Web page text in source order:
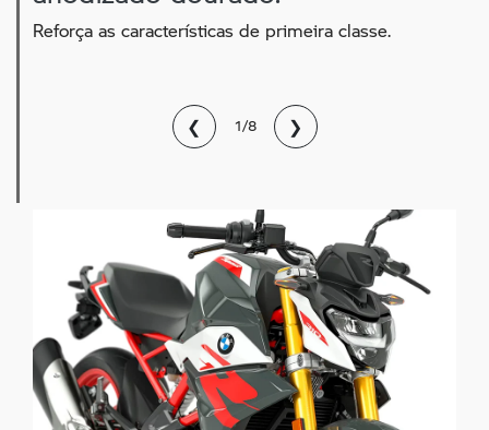
Reforça as características de primeira classe.
❮ 1/8 ❯